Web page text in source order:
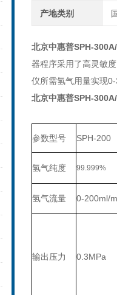
产地类别
北京中惠普SPH-
器程序采用了高灵敏
仪所需氢气用量实现
北京中惠普SPH-
参数型号 SPH-200
氢气纯度 99.999%
氢气流量 0-200ml/
输出压力 0.3MPa